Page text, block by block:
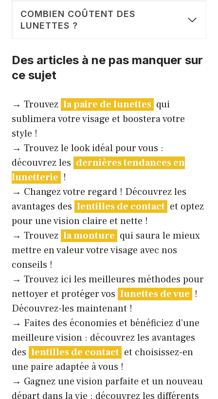
COMBIEN COÛTENT DES
LUNETTES ?
Des articles à ne pas manquer sur
ce sujet
→ Trouvez la paire de lunettes qui
sublimera votre visage et boostera votre
style !
→ Trouvez le look idéal pour vous :
découvrez les dernières tendances en
lunetterie !
→ Changez votre regard ! Découvrez les
avantages des lentilles de contact et optez
pour une vision claire et nette !
→ Trouvez la monture qui saura le mieux
mettre en valeur votre visage avec nos
conseils !
→ Trouvez ici les meilleures méthodes pour
nettoyer et protéger vos lunettes de vue !
Découvrez-les maintenant !
→ Faites des économies et bénéficiez d’une
meilleure vision : découvrez les avantages
des lentilles de contact et choisissez-en
une paire adaptée à vous !
→ Gagnez une vision parfaite et un nouveau
départ dans la vie : découvrez les différents